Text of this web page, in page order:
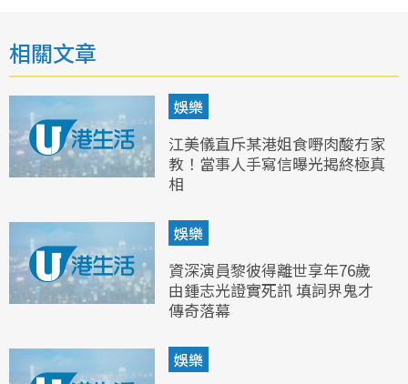
相關文章
娛樂
江美儀直斥某港姐食嘢肉酸冇家
教！當事人手寫信曝光揭終極真
相
娛樂
資深演員黎彼得離世享年76歲
由鍾志光證實死訊 填詞界鬼才
傳奇落幕
娛樂